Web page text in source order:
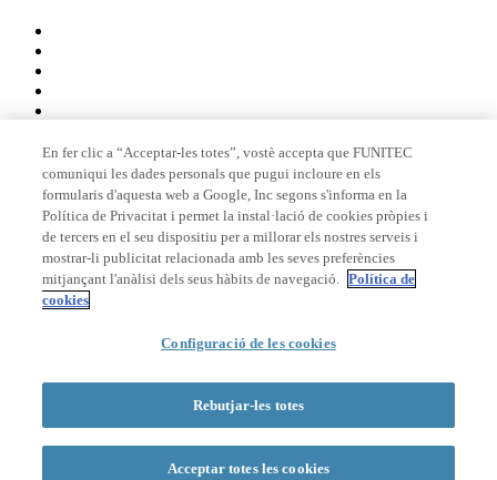
Membre de
Acreditacions
© 2026 La Salle Campus Barcelona - URL |Avís legal
Formulari de cerca
En fer clic a “Acceptar-les totes”, vostè accepta que FUNITEC
comuniqui les dades personals que pugui incloure en els
formularis d'aquesta web a Google, Inc segons s'informa en la
Política de Privacitat i permet la instal·lació de cookies pròpies i
de tercers en el seu dispositiu per a millorar els nostres serveis i
mostrar-li publicitat relacionada amb les seves preferències
mitjançant l'anàlisi dels seus hàbits de navegació. Política de
cookies
Configuració de les cookies
Rebutjar-les totes
Acceptar totes les cookies